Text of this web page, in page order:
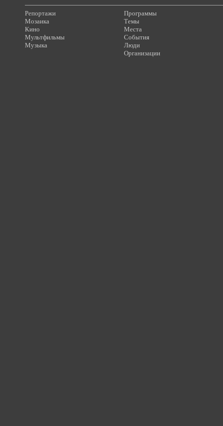
Репортажи
Мозаика
Кино
Мультфильмы
Музыка
Программы
Темы
Места
События
Люди
Организации